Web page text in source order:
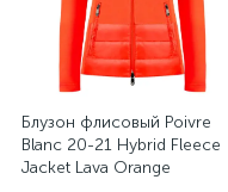
Блузон флисовый Poivre
Blanc 20-21 Hybrid Fleece
Jacket Lava Orange